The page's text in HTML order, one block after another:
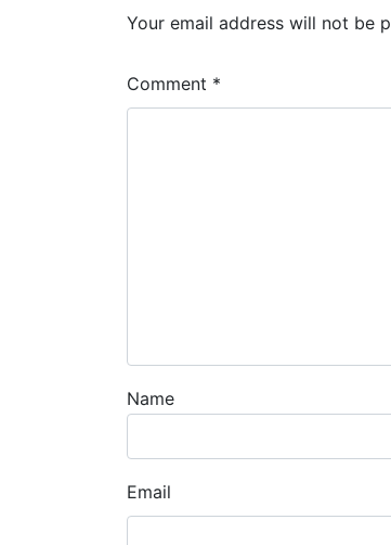
Your email address will not be
Comment *
Name
Email